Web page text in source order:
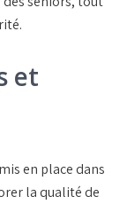
et
en place dans
la qualité de